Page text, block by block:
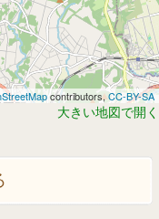
contributors,CC-BY-SA
大きい地図で開く